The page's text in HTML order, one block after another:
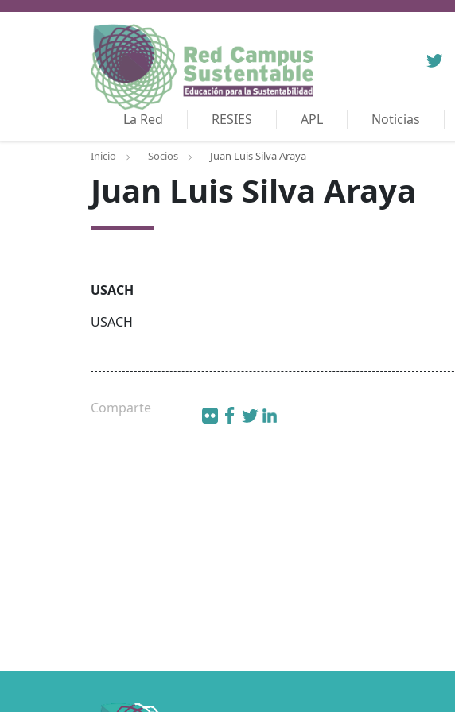
Twitter
La Red RESIES APL Noticias
Inicio Socios Juan Luis Silva Araya
Juan Luis Silva Araya
USACH
USACH
Comparte